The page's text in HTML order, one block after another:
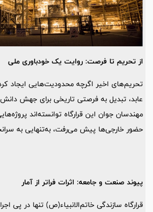
از تحریم تا فرصت: روایت یک خودباوری ملی
تحریم‌های اخیر اگرچه محدودیت‌هایی ایجاد
عابد، تبدیل به فرصتی تاریخی برای جهش
مهندسان جوان این قرارگاه توانسته‌اند
حضور خارجی‌ها پیش می‌رفت، به‌تنهایی به
پیوند صنعت و جامعه: اثرات فراتر از آمار
قرارگاه سازندگی خاتم‌الانبیاء(ص) تنها در پی